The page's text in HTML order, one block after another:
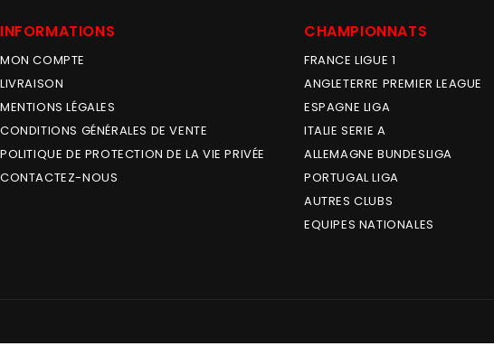
INFORMATIONS
MON COMPTE
LIVRAISON
MENTIONS LÉGALES
CONDITIONS GÉNÉRALES DE VENTE
POLITIQUE DE PROTECTION DE LA VIE PRIVÉE
CONTACTEZ-NOUS
CHAMPIONNATS
FRANCE LIGUE 1
ANGLETERRE PREMIER LEAGUE
ESPAGNE LIGA
ITALIE SERIE A
ALLEMAGNE BUNDESLIGA
PORTUGAL LIGA
AUTRES CLUBS
EQUIPES NATIONALES